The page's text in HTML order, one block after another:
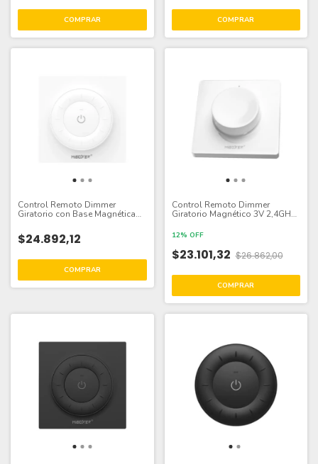
Control Remoto Dimmer
Giratorio con Base Magnética
$24.892,12
Control Remoto Dimmer
Giratorio Magnético 3V 2,4GHz,
12% OFF
$23.101,32 $26.862,00